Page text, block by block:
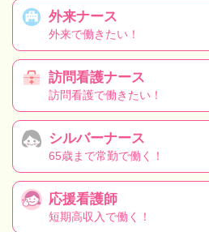
外来ナース
外来で働きたい！
訪問看護ナース
訪問看護で働きたい！
シルバーナース
65歳まで常勤で働く！
応援看護師
短期高収入で働く！